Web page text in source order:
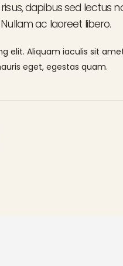
dapibus sed lectus
ac laoreet libero.
elit. Aliquam iaculis sit
eget, egestas quam.